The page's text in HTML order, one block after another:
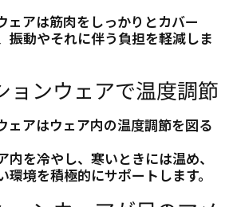
ェアは筋肉をしっかりとカバー
振動やそれに伴う負担を軽減しま
ョンウェアで温度調節
ェアはウェア内の温度調節を図る
内を冷やし、寒いときには温め、
境を積極的にサポートします。